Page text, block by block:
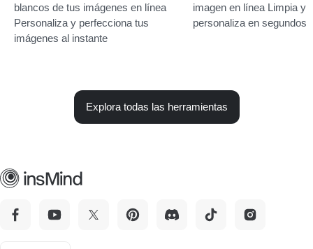
blancos de tus imágenes en línea
Personaliza y perfecciona tus
imágenes al instante
imagen en línea Limpia y
personaliza en segundos
Explora todas las herramientas